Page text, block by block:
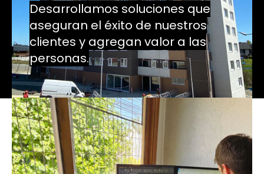
Desarrollamos soluciones que
aseguran el éxito de nuestros
clientes y agregan valor a las
personas.